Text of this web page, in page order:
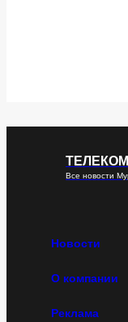
Все новости
Новости
О компании
Реклама